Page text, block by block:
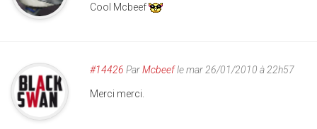
Cool Mcbeef
#14426 ParMcbeefle mar 26/01/2010 à 22h57
Merci merci.